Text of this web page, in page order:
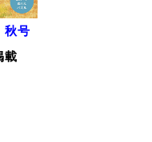
秋号
載